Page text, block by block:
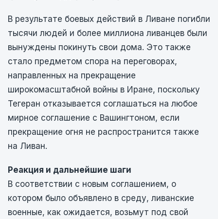
В результате боевых действий в Ливане погибли
тысячи людей и более миллиона ливанцев были
вынуждены покинуть свои дома. Это также
стало предметом спора на переговорах,
направленных на прекращение
широкомасштабной войны в Иране, поскольку
Тегеран отказывается соглашаться на любое
мирное соглашение с Вашингтоном, если
прекращение огня не распространится также
на Ливан.
Реакция и дальнейшие шаги
В соответствии с новым соглашением, о
котором было объявлено в среду, ливанские
военные, как ожидается, возьмут под свой